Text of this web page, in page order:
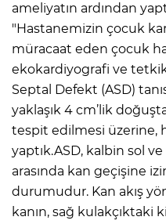
ameliyatın ardından
"Hastanemizin çocuk
müracaat eden çocuk
ekokardiyografi ve
Septal Defekt (ASD)
yaklaşık 4 cm’lik
tespit edilmesi üzerine,
yaptık.ASD, kalbin sol
arasında kan geçişine
durumudur. Kan akış
kanın, sağ kulakçıktaki